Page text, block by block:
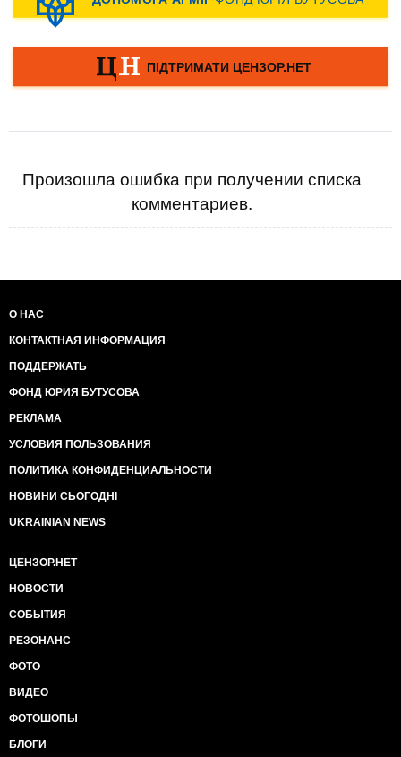
Произошла ошибка при получении списка
комментариев.
О НАС
КОНТАКТНАЯ ИНФОРМАЦИЯ
ПОДДЕРЖАТЬ
ФОНД ЮРИЯ БУТУСОВА
РЕКЛАМА
УСЛОВИЯ ПОЛЬЗОВАНИЯ
ПОЛИТИКА КОНФИДЕНЦИАЛЬНОСТИ
НОВИНИ СЬОГОДНІ
UKRAINIAN NEWS
ЦЕНЗОР.НЕТ
НОВОСТИ
СОБЫТИЯ
РЕЗОНАНС
ФОТО
ВИДЕО
ФОТОШОПЫ
БЛОГИ